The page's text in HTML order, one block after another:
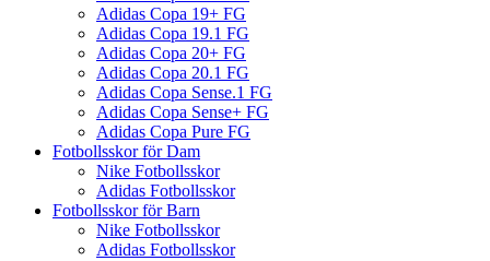
Adidas Copa 19+ FG
Adidas Copa 19.1 FG
Adidas Copa 20+ FG
Adidas Copa 20.1 FG
Adidas Copa Sense.1 FG
Adidas Copa Sense+ FG
Adidas Copa Pure FG
Fotbollsskor för Dam
Nike Fotbollsskor
Adidas Fotbollsskor
Fotbollsskor för Barn
Nike Fotbollsskor
Adidas Fotbollsskor